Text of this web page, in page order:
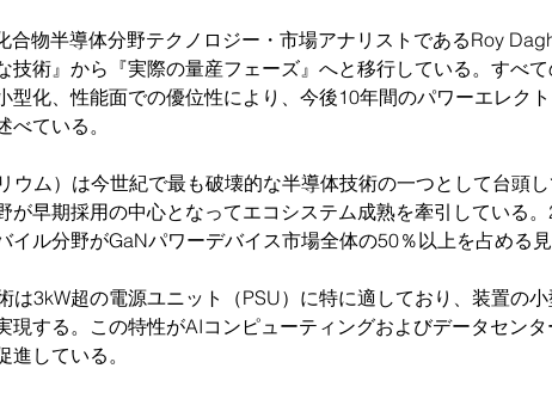
合物半導体分野テクノロジー・市場アナリストであるRoy
技術』から『実際の量産フェーズ』へと移行している。すべ
型化、性能面での優位性により、今後10年間のパワーエレク
べている。
ウム）は今世紀で最も破壊的な半導体技術の一つとして台頭
が早期採用の中心となってエコシステム成熟を牽引している
イル分野がGaNパワーデバイス市場全体の50％以上を占める
は3kW超の電源ユニット（PSU）に特に適しており、装置の
現する。この特性がAIコンピューティングおよびデータセン
進している。